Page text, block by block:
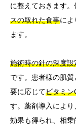
に整えておきます。
スの取れた食事によ
ます。
施術時の針の深度
です。患者様の肌
要に応じてビタミン
す。薬剤導入によ
効果も得られ、相乗